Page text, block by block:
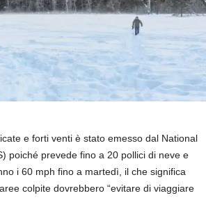
e forti venti è stato emesso dal National
poiché prevede fino a 20 pollici di neve e
i 60 mph fino a martedì, il che significa
colpite dovrebbero “evitare di viaggiare